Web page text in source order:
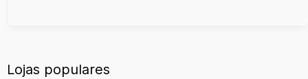
Lojas populares